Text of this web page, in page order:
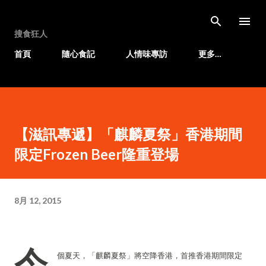
搜食狂人
首頁
隨心食記 人情味專訪 更多…
【滋訊專遞】「麒麟夏祭」香港期間
限定Frozen Beer隆重登場
8月 12, 2015
個夏天，「麒麟夏祭」將空降香港，首推香港期間限定